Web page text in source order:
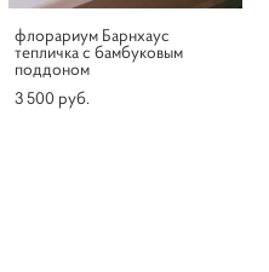
флорариум Барнхаус
тепличка с бамбуковым
поддоном
3 500 pуб.